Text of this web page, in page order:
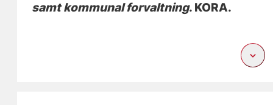
samt kommunal forvaltning. KORA.